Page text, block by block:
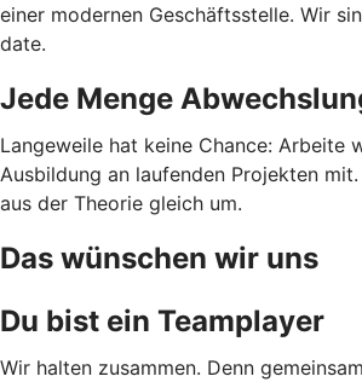
einer modernen Geschäftsstelle. Wir
date.
Jede Menge
Langeweile hat keine Chance: Arbeite
Ausbildung an laufenden Projekten
aus der Theorie gleich um.
Das wünschen wir uns
Du bist ein Teamplayer
Wir halten zusammen. Denn